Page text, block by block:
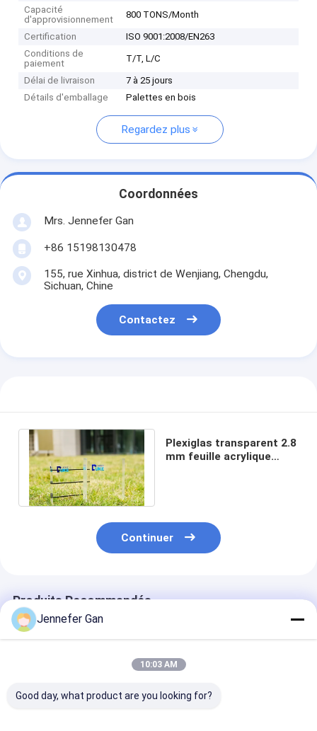
Capacité
d'approvisionnement
800 TONS/Month
Certification
ISO 9001:2008/EN263
Conditions de
paiement
T/T, L/C
Délai de livraison
7 à 25 jours
Détails d'emballage
Palettes en bois
Regardez plus
Coordonnées
Mrs. Jennefer Gan
+86 15198130478
155, rue Xinhua, district de Wenjiang, Chengdu,
Sichuan, Chine
Contactez
Plexiglas transparent 2.8
mm feuille acrylique
Continuer
Produits Recommandés
Jennefer Gan
10:03 AM
Good day, what product are you looking for?